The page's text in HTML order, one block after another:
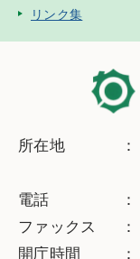
リンク集
所在地
電話
ファックス
開庁時間